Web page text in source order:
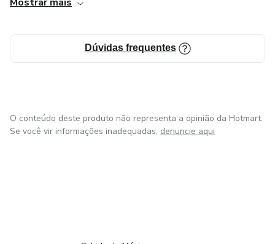
Acreditamos em nosso trabalho e acreditamos na
capacidade de nossos clientes. Se disserem que somos
Dúvidas frequentes
O conteúdo deste produto não representa a opinião da Hotmart.
Se você vir informações inadequadas, denuncie aqui